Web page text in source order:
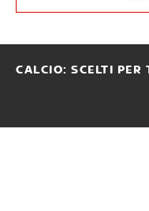
CALCIO: SCELTI PER